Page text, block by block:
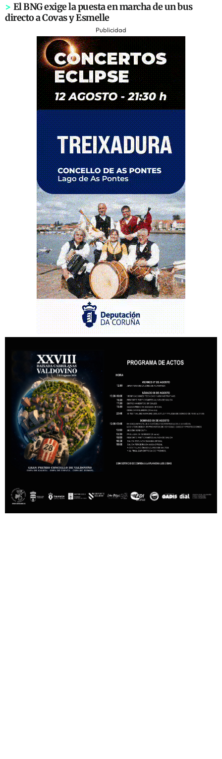
> El BNG exige la puesta en marcha de un bus
directo a Covas y Esmelle
Publicidad